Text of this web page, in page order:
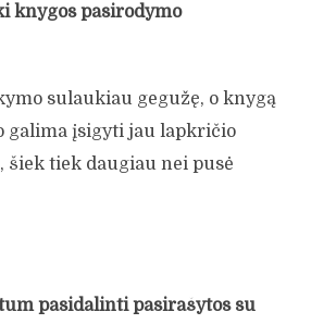
knygos pasirodymo
sulaukiau gegužę, o knygą
galima įsigyti jau lapkričio
šiek tiek daugiau nei pusė
pasidalinti pasirašytos su